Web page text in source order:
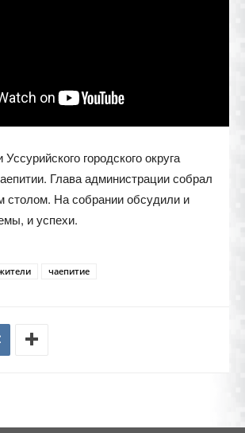
городского округа
Глава администрации собрал
столом. На собрании обсудили и
и успехи.
чаепитие